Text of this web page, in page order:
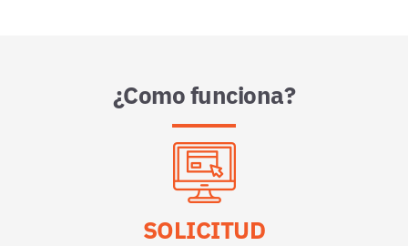
¿Como funciona?
SOLICITUD